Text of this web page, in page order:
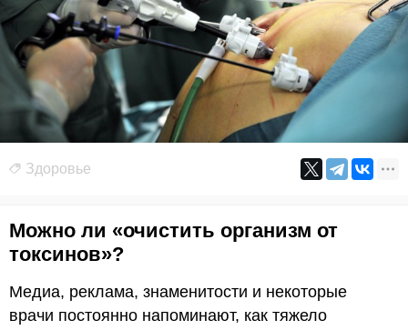
Здоровье
Можно ли «очистить организм от
токсинов»?
Медиа, реклама, знаменитости и некоторые
врачи постоянно напоминают, как тяжело